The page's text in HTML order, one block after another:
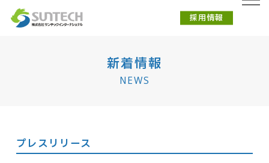
採用情報
新着情報
NEWS
プレスリリース